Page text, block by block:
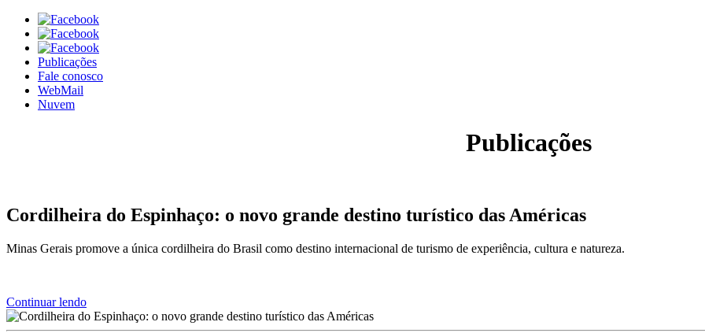
Publicações
Fale conosco
WebMail
Nuvem
Publicações
Cordilheira do Espinhaço: o novo grande destino turístico das Américas
Minas Gerais promove a única cordilheira do Brasil como destino internacional de turismo de experiência, cultura e natureza.
Continuar lendo